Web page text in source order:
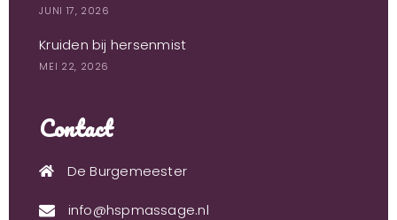
JUNI 17, 2026
Kruiden bij hersenmist
MEI 22, 2026
Contact
De Burgemeester
info@hspmassage.nl